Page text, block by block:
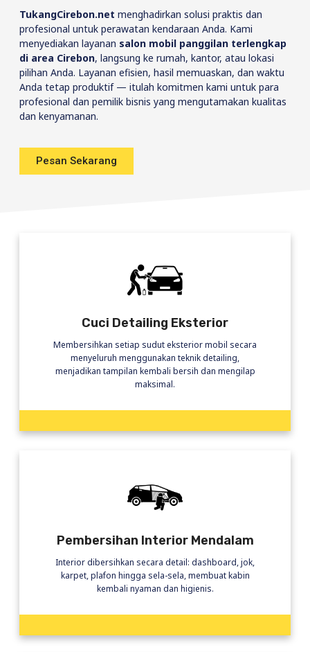
TukangCirebon.net menghadirkan solusi praktis dan
profesional untuk perawatan kendaraan Anda. Kami
menyediakan layanan salon mobil panggilan terlengkap
di area Cirebon, langsung ke rumah, kantor, atau lokasi
pilihan Anda. Layanan efisien, hasil memuaskan, dan waktu
Anda tetap produktif — itulah komitmen kami untuk para
profesional dan pemilik bisnis yang mengutamakan kualitas
dan kenyamanan.
Pesan Sekarang
Cuci Detailing Eksterior
Membersihkan setiap sudut eksterior mobil secara
menyeluruh menggunakan teknik detailing,
menjadikan tampilan kembali bersih dan mengilap
maksimal.
Pembersihan Interior Mendalam
Interior dibersihkan secara detail: dashboard, jok,
karpet, plafon hingga sela-sela, membuat kabin
kembali nyaman dan higienis.